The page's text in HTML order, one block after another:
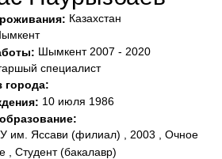
Казахстан
Шымкент 2007 - 2020
специалист
города:
10 июля 1986
им. Яссави (филиал) , 2003 , Очное
, Студент (бакалавр)